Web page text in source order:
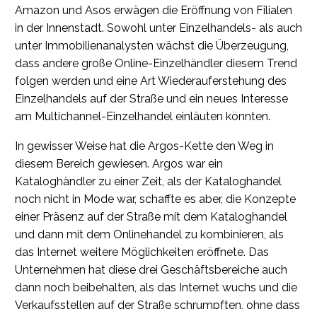
Amazon und Asos erwägen die Eröffnung von Filialen
in der Innenstadt. Sowohl unter Einzelhandels- als auch
unter Immobilienanalysten wächst die Überzeugung,
dass andere große Online-Einzelhändler diesem Trend
folgen werden und eine Art Wiederauferstehung des
Einzelhandels auf der Straße und ein neues Interesse
am Multichannel-Einzelhandel einläuten könnten.
In gewisser Weise hat die Argos-Kette den Weg in
diesem Bereich gewiesen. Argos war ein
Kataloghändler zu einer Zeit, als der Kataloghandel
noch nicht in Mode war, schaffte es aber, die Konzepte
einer Präsenz auf der Straße mit dem Kataloghandel
und dann mit dem Onlinehandel zu kombinieren, als
das Internet weitere Möglichkeiten eröffnete. Das
Unternehmen hat diese drei Geschäftsbereiche auch
dann noch beibehalten, als das Internet wuchs und die
Verkaufsstellen auf der Straße schrumpften, ohne dass